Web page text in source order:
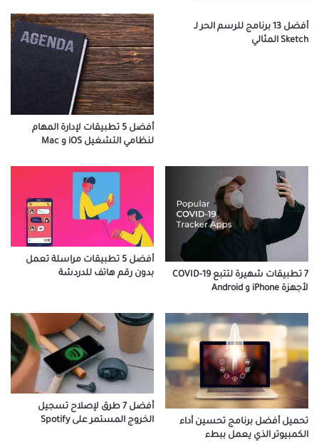
أفضل 13 برنامج للرسم الحر لـ
Sketch المثالي
أفضل 5 تطبيقات لإدارة المهام
لنظامي التشغيل iOS و Mac
7 تطبيقات شهيرة لتتبع COVID-19
لأجهزة iPhone و Android
أفضل 5 تطبيقات مراسلة تعمل
بدون رقم هاتف للدردشة
تحميل أفضل برنامج تحسين أداء
الكمبيوتر الذي يعمل ببطء
أفضل 7 طرق لإصلاح تسجيل
الخروج المستمر على Spotify